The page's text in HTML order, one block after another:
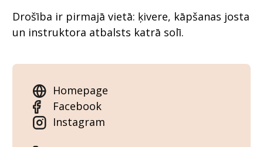
Drošība ir pirmajā vietā: ķivere, kāpšanas josta
un instruktora atbalsts katrā solī.
Homepage
Facebook
Instagram